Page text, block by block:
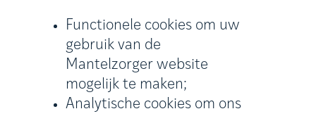
Functionele cookies om uw
gebruik van de
Mantelzorger website
mogelijk te maken;
Analytische cookies om ons